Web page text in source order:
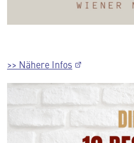
>> Nähere Infos